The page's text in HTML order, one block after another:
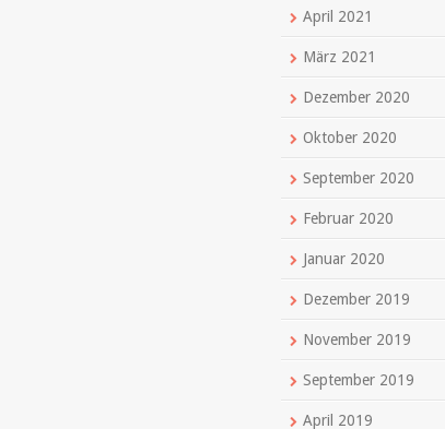
April 2021
März 2021
Dezember 2020
Oktober 2020
September 2020
Februar 2020
Januar 2020
Dezember 2019
November 2019
September 2019
April 2019